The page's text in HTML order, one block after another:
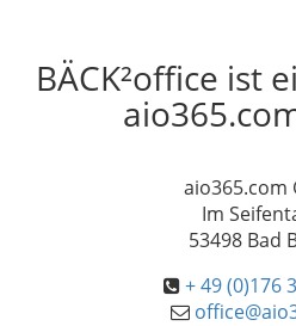
BÄCK²office ist
aio365.com
Im
53498 Bad
+ 49 (0)176